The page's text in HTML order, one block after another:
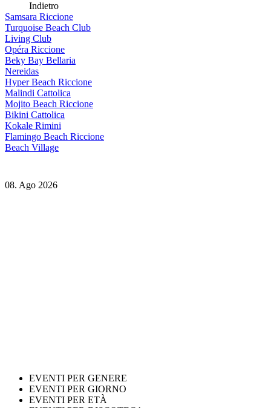
Indietro
Samsara Riccione
Turquoise Beach Club
Living Club
Opéra Riccione
Beky Bay Bellaria
Nereidas
Hyper Beach Riccione
Malindi Cattolica
Mojito Beach Riccione
Bikini Cattolica
Kokale Rimini
Flamingo Beach Riccione
Beach Village
08. Ago 2026
EVENTI PER GENERE
EVENTI PER GIORNO
EVENTI PER ETÀ